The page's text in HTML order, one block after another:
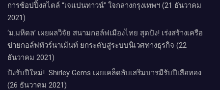
การช้อปปิ้งสไตล์ “เจแปนทาวน์” ใจกลางกรุงเทพฯ (21 ธันวาคม
2021)
‘ม.มหิดล’ เผยผลวิจัย สนามกอล์ฟเมืองไทย สุดปัง! เร่งสร้างเครือ
ข่ายกอล์ฟทัวร์นาเม้นท์ ยกระดับสู่ระบบนิเวศทางธุรกิจ (22
ธันวาคม 2021)
ปังรับปีใหม่​! ​ Shirley Gems เผยเคล็ดลับ​เสริมบารมีรับปีเสือทอง
(26 ธันวาคม 2021)